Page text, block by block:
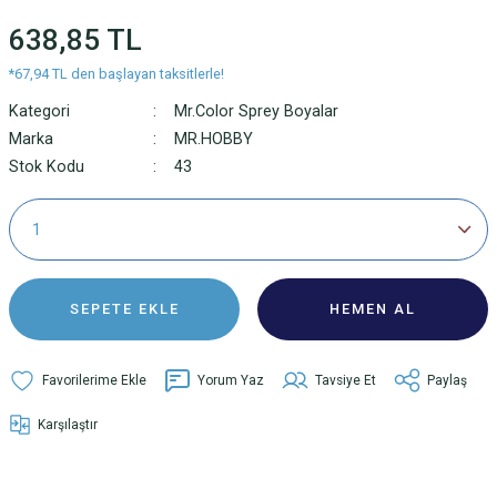
638,85 TL
*67,94 TL den başlayan taksitlerle!
Kategori
Mr.Color Sprey Boyalar
Marka
MR.HOBBY
Stok Kodu
43
SEPETE EKLE HEMEN AL
Yorum Yaz Tavsiye Et Paylaş
Karşılaştır